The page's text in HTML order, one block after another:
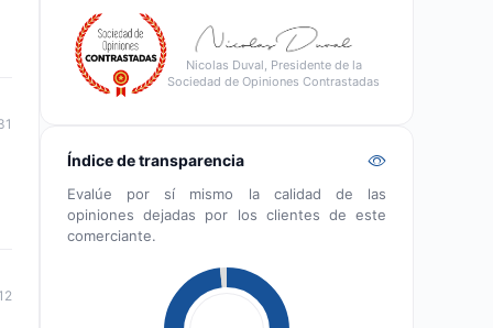
Nicolas Duval, Presidente de la
Sociedad de Opiniones Contrastadas
Índice de transparencia
Evalúe por sí mismo la calidad de las
opiniones dejadas por los clientes de este
comerciante.